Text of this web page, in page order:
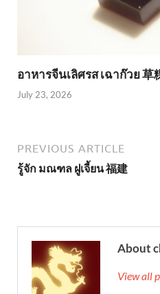
อาหารจีนเลิศรส เฉาก๊วย 草
July 23, 2026
PREVIOUS ARTICLE
รู้จัก มณฑล ฝูเจี้ยน 福建
About
View all